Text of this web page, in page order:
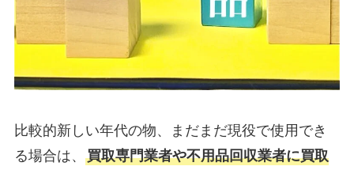
比較的新しい年代の物、まだまだ現役で使用でき
る場合は、 買取専門業者や不用品回収業者に買取